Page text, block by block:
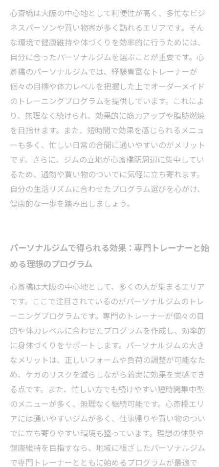
プログラムを始めよう
初心者必見！心斎橋のジムで知っておきたい基
本情報と注意点
心斎橋エリアでおすすめのパーソナルジムラン
キングTOP5
心斎橋は大阪の中心地として利便性が高く、多忙なビジ
ネスパーソンや買い物客が多く訪れるエリアです。そん
な環境で健康維持や体づくりを効率的に行うためには、
自分に合ったパーソナルジムを選ぶことが重要です。心
斎橋のパーソナルジムでは、経験豊富なトレーナーが
個々の目標や体力レベルを把握した上でオーダーメイド
のトレーニングプログラムを提供しています。これによ
り、無理なく続けられ、効果的に筋力アップや脂肪燃焼
を目指せます。また、短時間で効果を感じられるメニュ
ーも多く、忙しい日常の合間に通いやすいのがメリット
です。さらに、ジムの立地が心斎橋駅周辺に集中してい
るため、通勤や買い物のついでに気軽に立ち寄れます。
自分の生活リズムに合わせたプログラム選びを心がけ、
健康的な一歩を踏み出しましょう。
パーソナルジムで得られる効果：専門トレーナーと始
める理想のプログラム
心斎橋は大阪の中心地として、多くの人が集まるエリア
です。ここで注目されているのがパーソナルジムのトレ
ーニングプログラムです。専門のトレーナーが個々の目
的や体力レベルに合わせたプログラムを作成し、効率的
に身体づくりをサポートします。パーソナルジムの大き
なメリットは、正しいフォームや負荷の調整が可能なた
め、ケガのリスクを減らしながら着実に効果を実感でき
る点です。また、忙しい方でも続けやすい短時間集中型
のメニューが多く、無理なく継続可能です。心斎橋エリ
アには通いやすいジムが多く、仕事帰りや買い物のつい
でに立ち寄りやすい環境も整っています。理想の体型や
健康維持を目指すなら、地域に根ざしたパーソナルジム
で専門トレーナーとともに始めるプログラムが最適で